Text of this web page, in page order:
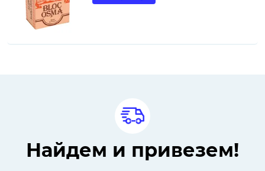
Найдем и привезем!